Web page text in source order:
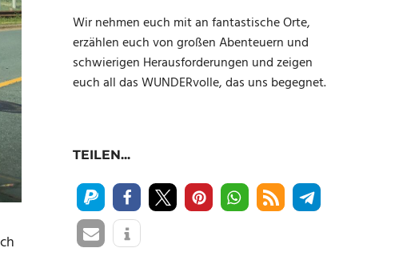
Wir nehmen euch mit an fantastische Orte,
erzählen euch von großen Abenteuern und
schwierigen Herausforderungen und zeigen
euch all das WUNDERvolle, das uns begegnet.
TEILEN...